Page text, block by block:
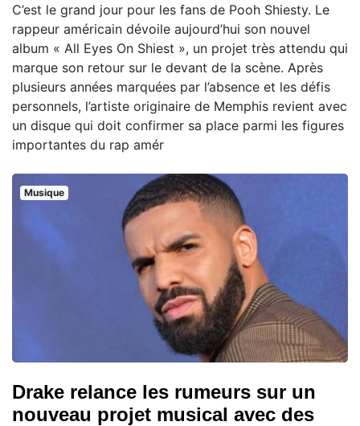
C’est le grand jour pour les fans de Pooh Shiesty. Le
rappeur américain dévoile aujourd’hui son nouvel
album « All Eyes On Shiest », un projet très attendu qui
marque son retour sur le devant de la scène. Après
plusieurs années marquées par l’absence et les défis
personnels, l’artiste originaire de Memphis revient avec
un disque qui doit confirmer sa place parmi les figures
importantes du rap amér
Musique
Drake relance les rumeurs sur un
nouveau projet musical avec des